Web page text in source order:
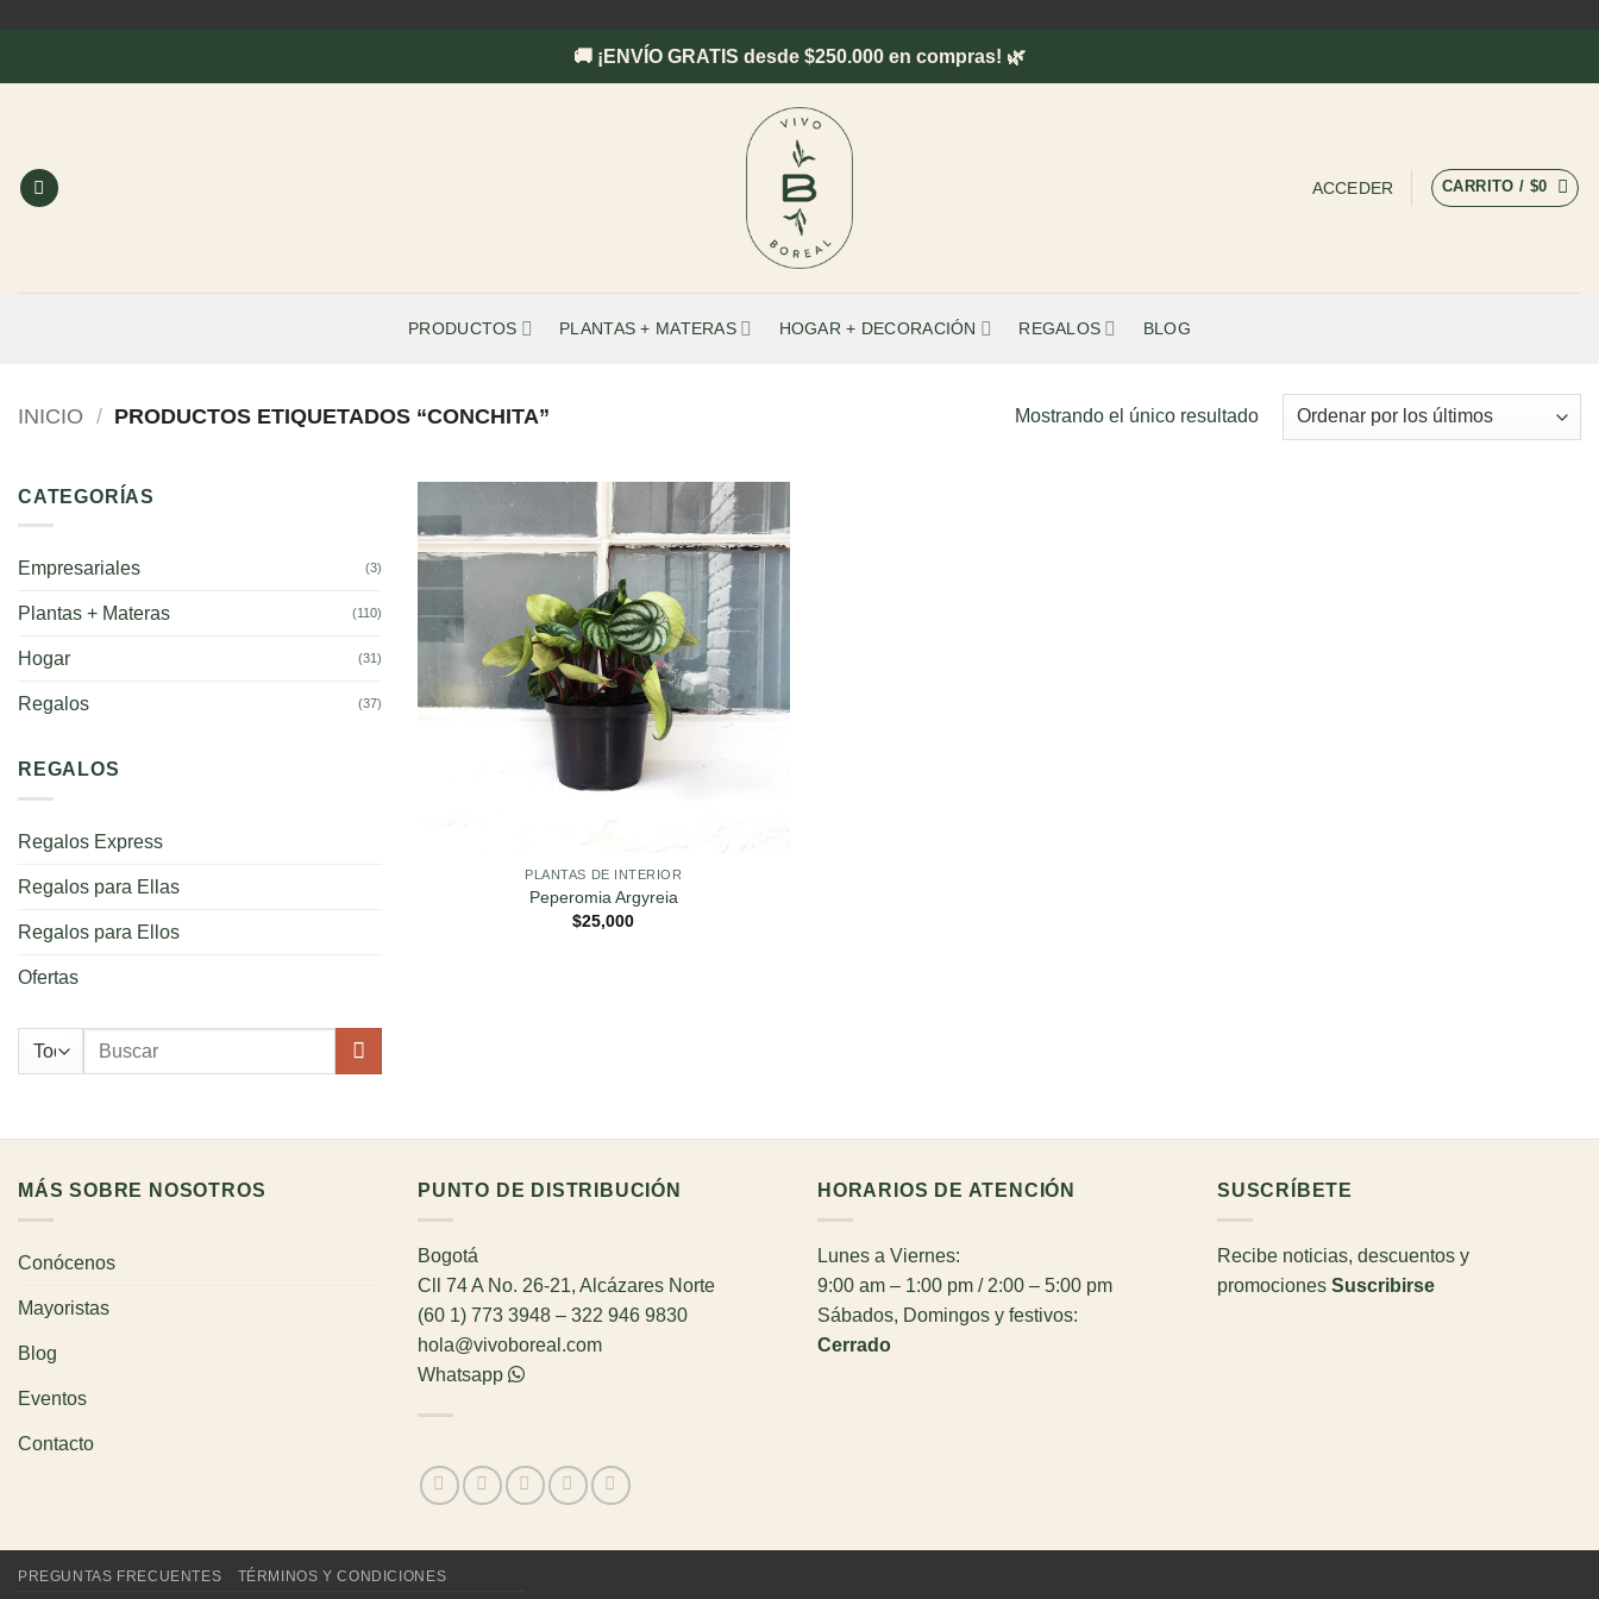
🚚 ¡ENVÍO GRATIS desde $250.000 en compras! 🌿
ACCEDER CARRITO / $0
PRODUCTOS PLANTAS + MATERAS HOGAR + DECORACIÓN REGALOS BLOG
INICIO / PRODUCTOS ETIQUETADOS “CONCHITA” Mostrando el único resultado
CATEGORÍAS
Empresariales (3)
Plantas + Materas (110)
Hogar (31)
Regalos (37)
REGALOS
Regalos Express
Regalos para Ellas
Regalos para Ellos
Ofertas
Buscar
PLANTAS DE INTERIOR
Peperomia Argyreia
$25,000
MÁS SOBRE NOSOTROS
Conócenos
Mayoristas
Blog
Eventos
Contacto
PUNTO DE DISTRIBUCIÓN
Bogotá
Cll 74 A No. 26-21, Alcázares Norte
(60 1) 773 3948 – 322 946 9830
hola@vivoboreal.com
Whatsapp
HORARIOS DE ATENCIÓN
Lunes a Viernes:
9:00 am – 1:00 pm / 2:00 – 5:00 pm
Sábados, Domingos y festivos:
Cerrado
SUSCRÍBETE
Recibe noticias, descuentos y
promociones Suscribirse
PREGUNTAS FRECUENTES TÉRMINOS Y CONDICIONES